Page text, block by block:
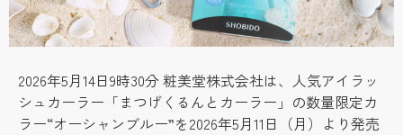
2026年5月14日9時30分 粧美堂株式会社は、人気アイラッ
シュカーラー「まつげくるんとカーラー」の数量限定カ
ラー“オーシャンブルー”を2026年5月11日（月）より発売